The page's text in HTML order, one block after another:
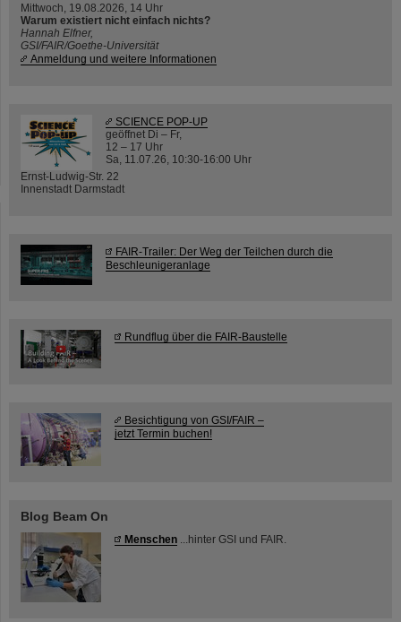
Mittwoch, 19.08.2026, 14 Uhr
Warum existiert nicht einfach nichts?
Hannah Elfner,
GSI/FAIR/Goethe-Universität
Anmeldung und weitere Informationen
SCIENCE POP-UP
geöffnet Di – Fr,
12 – 17 Uhr
Sa, 11.07.26, 10:30-16:00 Uhr
Ernst-Ludwig-Str. 22
Innenstadt Darmstadt
FAIR-Trailer: Der Weg der Teilchen durch die
Beschleunigeranlage
Rundflug über die FAIR-Baustelle
Besichtigung von GSI/FAIR –
jetzt Termin buchen!
Blog Beam On
Menschen ...hinter GSI und FAIR.